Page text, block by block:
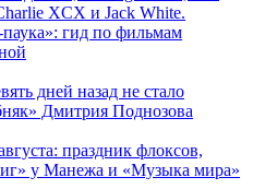
XCX и Jack White.
гид по фильмам
дней назад не стало
Дмитрия Поднозова
праздник флоксов,
у Манежа и «Музыка мира»